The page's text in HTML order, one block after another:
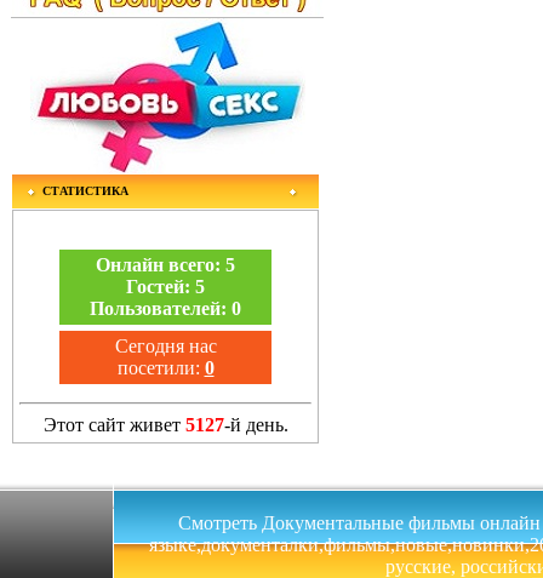
СТАТИСТИКА
Онлайн всего: 5
Гостей: 5
Пользователей: 0
Сегодня нас
посетили: 0
Этот сайт живет 5127-й день.
Смотреть Документальные фильмы онлайн
русские,